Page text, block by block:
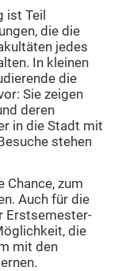
ist Teil
die die
jedes
In kleinen
die
Sie zeigen
deren
in die Stadt mit
stehen
Chance, zum
Auch für die
Erstsemester-
die
mit den